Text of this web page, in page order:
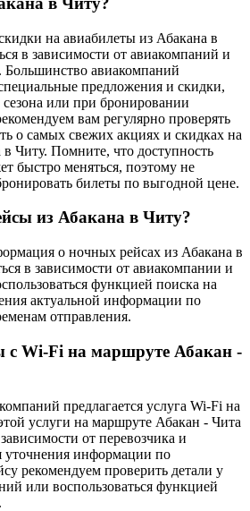
на авиабилеты из Абакана в
в зависимости от авиакомпаний и
Большинство авиакомпаний
предложения и скидки,
или при бронировании
вам регулярно проверять
о самых свежих акциях и скидках на
Читу. Помните, что доступность
быстро меняться, поэтому не
билеты по выгодной цене.
из Абакана в Читу?
о ночных рейсах из Абакана в
в зависимости от авиакомпании и
функцией поиска на
актуальной информации по
отправления.
с Wi-Fi на маршруте Абакан -
предлагается услуга Wi-Fi на
услуги на маршруте Абакан - Чита
от перевозчика и
уточнения информации по
рекомендуем проверить детали у
или воспользоваться функцией